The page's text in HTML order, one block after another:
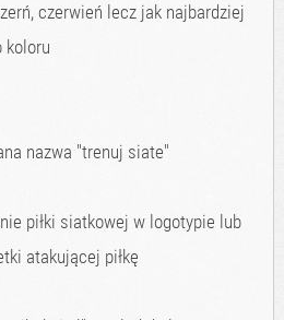
czerwień lecz jak najbardziej
koloru
nazwa "trenuj siate"
piłki siatkowej w logotypie lub
atakującej piłkę